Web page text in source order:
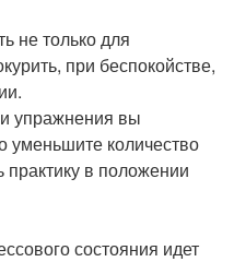
не только для
при беспокойстве,
упражнения вы
уменьшите количество
практику в положении
состояния идет